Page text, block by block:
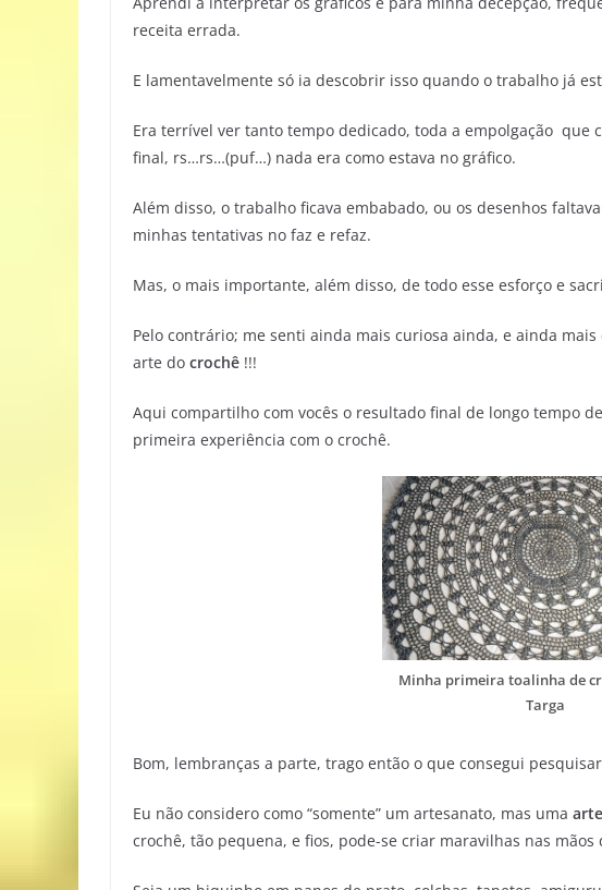
receita errada.
E lamentavelmente só ia descobrir isso quando o trabalho já
Era terrível ver tanto tempo dedicado, toda a empolgação que
final, rs…rs…(puf…) nada era como estava no gráfico.
Além disso, o trabalho ficava embabado, ou os desenhos
minhas tentativas no faz e refaz.
Mas, o mais importante, além disso, de todo esse esforço e
Pelo contrário; me senti ainda mais curiosa ainda, e ainda
arte do crochê !!!
Aqui compartilho com vocês o resultado final de longo tempo
primeira experiência com o crochê.
Minha primeira toalinha de
Targa
Bom, lembranças a parte, trago então o que consegui
Eu não considero como “somente” um artesanato, mas uma
crochê, tão pequena, e fios, pode-se criar maravilhas nas mãos